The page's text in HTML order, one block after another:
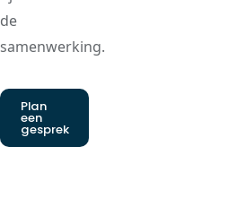
de
samenwerking.
Plan
een
gesprek